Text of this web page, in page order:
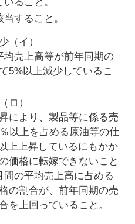
すること。
（イ）
均売上高等が前年同期の
5%以上減少しているこ
ロ）
により、製品等に係る売
以上を占める原油等の仕
上上昇しているにもかか
価格に転嫁できないこと
間の平均売上高に占める
の割合が、前年同期の売
を上回っていること。